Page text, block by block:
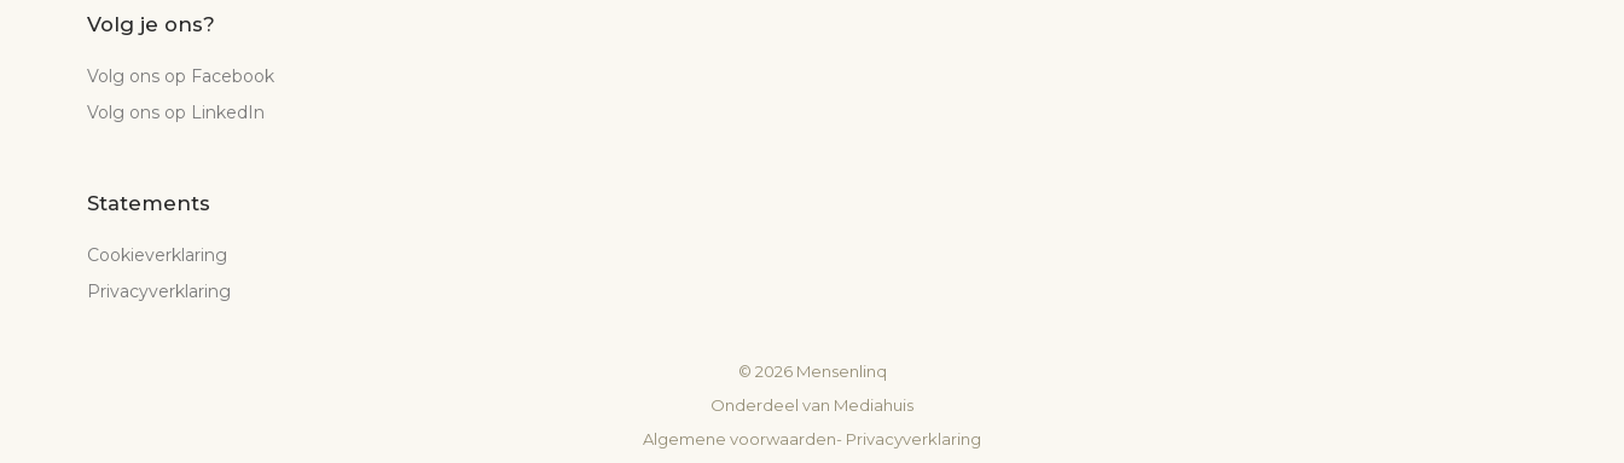
Volg je ons?
Volg ons op Facebook
Volg ons op LinkedIn
Statements
Cookieverklaring
Privacyverklaring
© 2026Mensenlinq
Onderdeel van Mediahuis
Algemene voorwaarden- Privacyverklaring